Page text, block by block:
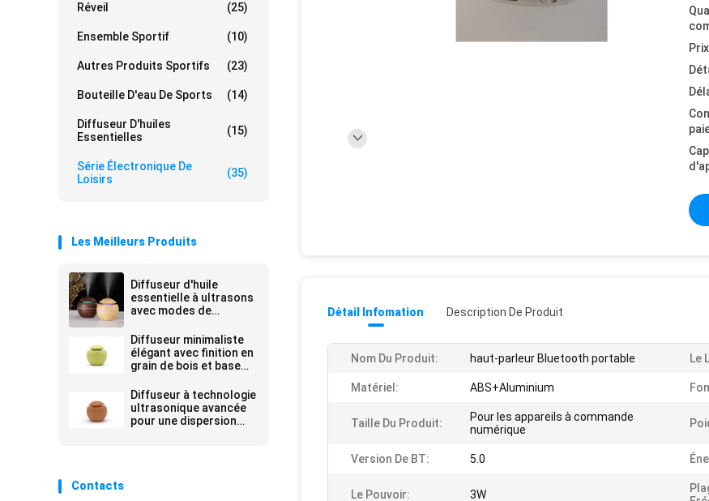
Réveil (25)
Ensemble Sportif (10)
Autres Produits Sportifs (23)
Bouteille D'eau De Sports (14)
Diffuseur D'huiles
Essentielles
(15)
Série Électronique De
Loisirs
(35)
Les Meilleurs Produits
Diffuseur d'huile
essentielle à ultrasons
avec modes de
fonction de sécurité
d'arrêt automatique
Diffuseur minimaliste
élégant avec finition en
grain de bois et base
Diffuseur à technologie
ultrasonique avancée
pour une dispersion
Contacts
Détail Infomation Description De Produit
Nom Du Produit: haut-parleur Bluetooth portable Le
Matériel: ABS+Aluminium
Taille Du Produit:
Pour les appareils à commande
numérique
Version De BT: 5.0
Le Pouvoir: 3W